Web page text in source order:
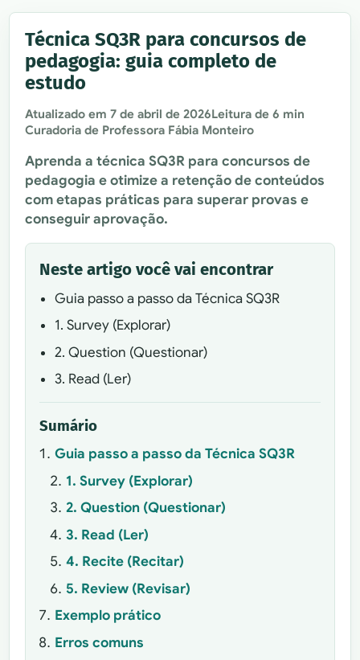
Técnica SQ3R para concursos de
pedagogia: guia completo de
estudo
Atualizado em7 de abril de 2026Leitura de 6 min
Curadoria de Professora Fábia Monteiro
Aprenda a técnica SQ3R para concursos de
pedagogia e otimize a retenção de conteúdos
com etapas práticas para superar provas e
conseguir aprovação.
Neste artigo você vai encontrar
Guia passo a passo da Técnica SQ3R
1. Survey (Explorar)
2. Question (Questionar)
3. Read (Ler)
Sumário
Guia passo a passo da Técnica SQ3R
1. Survey (Explorar)
2. Question (Questionar)
3. Read (Ler)
4. Recite (Recitar)
5. Review (Revisar)
Exemplo prático
Erros comuns